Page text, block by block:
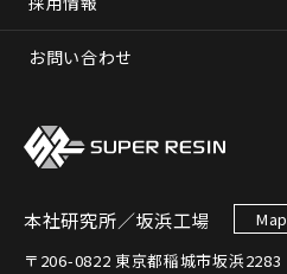
お問い合わせ
本社研究所／坂浜工場
Map
〒206-0822 東京都稲城市坂浜2283